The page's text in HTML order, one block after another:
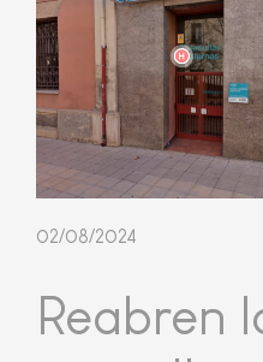
02/08/2024
Reabren